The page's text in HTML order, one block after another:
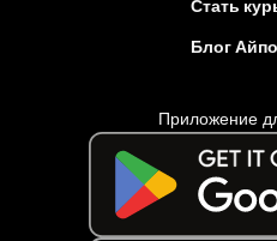
Стать
Блог
Приложение